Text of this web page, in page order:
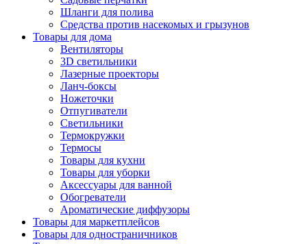
Шланги для полива
Средства против насекомых и грызунов
Товары для дома
Вентиляторы
3D светильники
Лазерные проекторы
Ланч-боксы
Ножеточки
Отпугиватели
Светильники
Термокружки
Термосы
Товары для кухни
Товары для уборки
Аксессуары для ванной
Обогреватели
Ароматические диффузоры
Товары для маркетплейсов
Товары для одностраничников